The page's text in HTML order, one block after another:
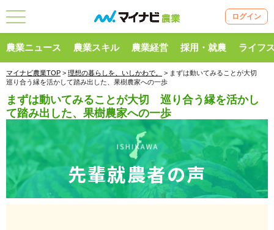
ログイン
農業ニュース 農業スキル 農業経営 採用・就農 ライフ
マイナビ農業TOP > 理想の暮らしを、いしかわで。
> まずは動いてみることが大切
巡り合う縁を活かして踏み出した、果樹農家への一歩
まずは動いてみることが大切 巡り合う縁を活かし
て踏み出した、果樹農家への一歩
先輩就農者の声